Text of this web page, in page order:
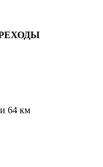
64 км